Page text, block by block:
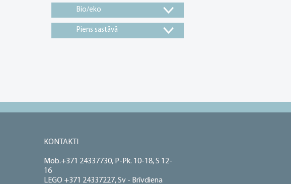
Bio/eko
Piens sastāvā
KONTAKTI
Mob.+371 24337730, P-Pk. 10-18, S 12-
16
LEGO +371 24337227, Sv - Brīvdiena